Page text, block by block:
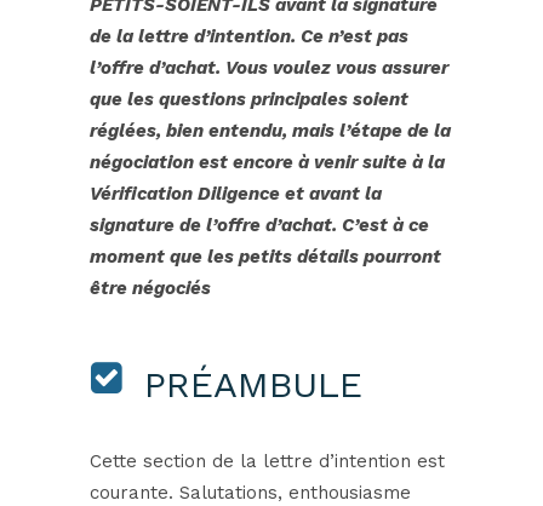
PETITS-SOIENT-ILS avant la signature
de la lettre d’intention. Ce n’est pas
l’offre d’achat. Vous voulez vous assurer
que les questions principales soient
réglées, bien entendu, mais l’étape de la
négociation est encore à venir suite à la
Vérification Diligence et avant la
signature de l’offre d’achat. C’est à ce
moment que les petits détails pourront
être négociés
PRÉAMBULE
Cette section de la lettre d’intention est
courante. Salutations, enthousiasme